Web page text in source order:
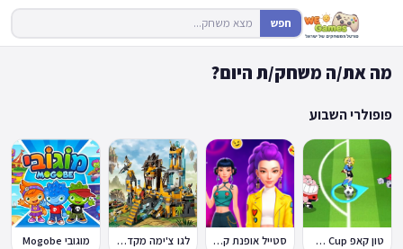
חפש
מה את/ה משחק/ת היום?
פופולרי השבוע
טון קאפ Toon Cup סטייל אופנת קיי-פופ לגו צ'ימה מקדש האריות מוגובי Mogobe